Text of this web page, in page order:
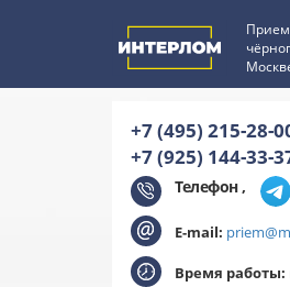
Прием
+7 (495) 215-28-
+7 (925) 144-33-
Телефон ,
E-mail:
Время работы: